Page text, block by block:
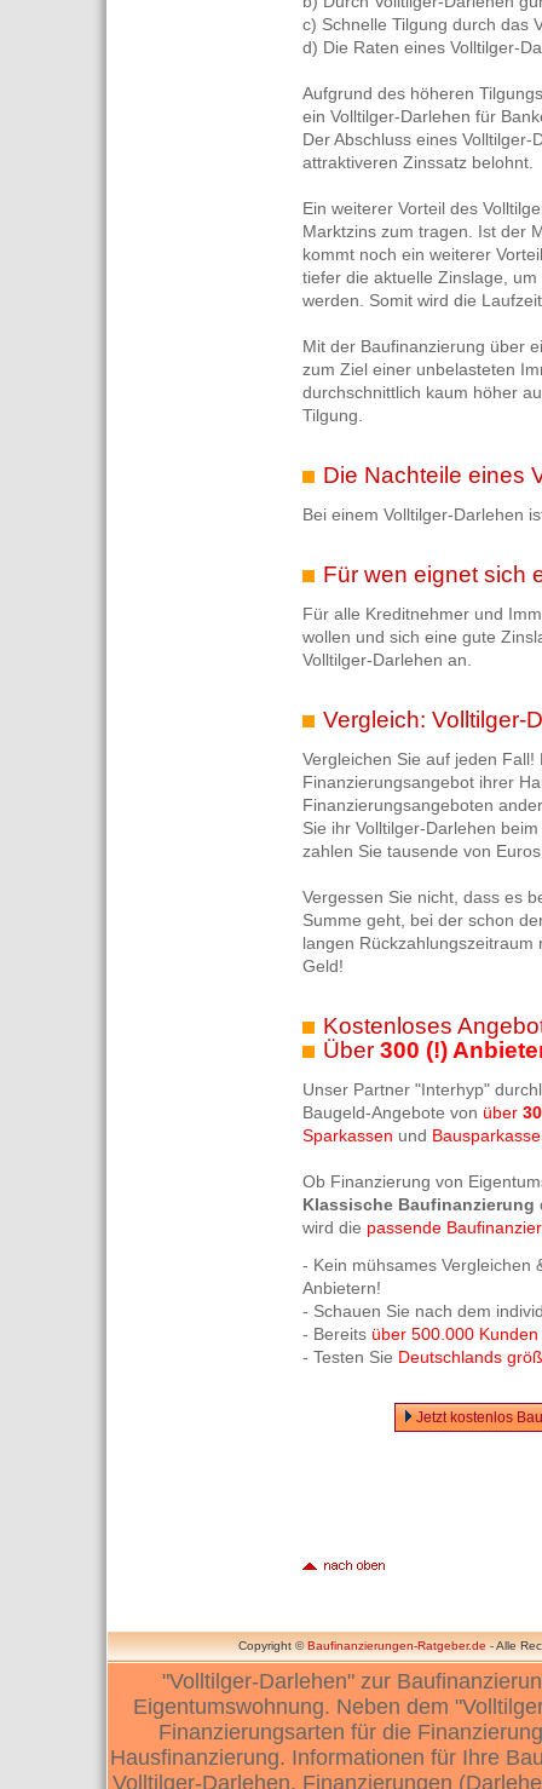
c) Schnelle Tilgung durch das
d) Die Raten eines Volltilger-
Aufgrund des höheren
ein Volltilger-Darlehen für
Der Abschluss eines
attraktiveren Zinssatz belohnt.
Ein weiterer Vorteil des
Marktzins zum tragen. Ist der
kommt noch ein weiterer
tiefer die aktuelle Zinslage,
werden. Somit wird die
Mit der Baufinanzierung über
zum Ziel einer unbelasteten
durchschnittlich kaum höher
Tilgung.
Die Nachteile eines
Bei einem Volltilger-Darlehen
Für wen eignet sich
Für alle Kreditnehmer und
wollen und sich eine gute
Volltilger-Darlehen an.
Vergleich: Volltilger-
Vergleichen Sie auf jeden
Finanzierungsangebot ihrer
Finanzierungsangeboten
Sie ihr Volltilger-Darlehen
zahlen Sie tausende von
Vergessen Sie nicht, dass es
Summe geht, bei der schon
langen
Geld!
Kostenloses
Über 300 (!)
Unser Partner "Interhyp"
Baugeld-Angebote von über
Sparkassen und
Ob Finanzierung von
Klassische Baufinanzierung
wird die passende
- Kein mühsames Vergleichen
Anbietern!
- Schauen Sie nach dem
- Bereits über 500.000 Kunden
- Testen Sie Deutschlands
Jetzt kostenlos
Copyright ©Baufinanzierungen-Ratgeber.de- Alle
"Volltilger-Darlehen" zur
Eigentumswohnung. Neben dem
Finanzierungsarten für die
Hausfinanzierung. Informationen für Ihre
Volltilger-Darlehen. Finanzierungen